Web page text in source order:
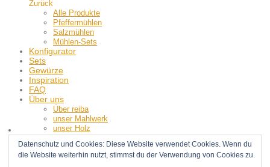
Zurück
Alle Produkte
Pfeffermühlen
Salzmühlen
Mühlen-Sets
Konfigurator
Sets
Gewürze
Inspiration
FAQ
Über uns
Über reiba
unser Mahlwerk
unser Holz
unser Pfeffer
News
Kontakt
Datenschutz und Cookies: Diese Website verwendet Cookies. Wenn du
die Website weiterhin nutzt, stimmst du der Verwendung von Cookies zu.